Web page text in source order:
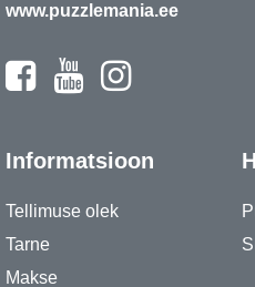
www.puzzlemania.ee
Informatsioon
Tellimuse olek
Tarne
Makse